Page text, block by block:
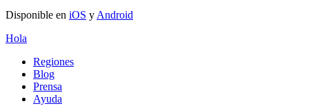
Disponible en iOS y Android
Hola
Regiones
Blog
Prensa
Ayuda